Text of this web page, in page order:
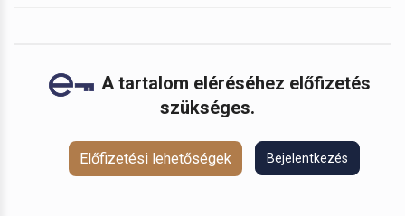
A tartalom eléréséhez előfizetés
szükséges.
Előfizetési lehetőségek Bejelentkezés